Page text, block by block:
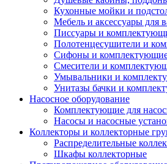
Кухонные мойки и
Мебель и аксессуары для
Писсуары и
Полотенцесушители и
Сифоны и
Смесители и
Умывальники и
Унитазы бачки и
Насосное оборудование
Комплектующие для
Насосы и насосные
Коллекторы и коллекторные
Распределительные
Шкафы коллекторные